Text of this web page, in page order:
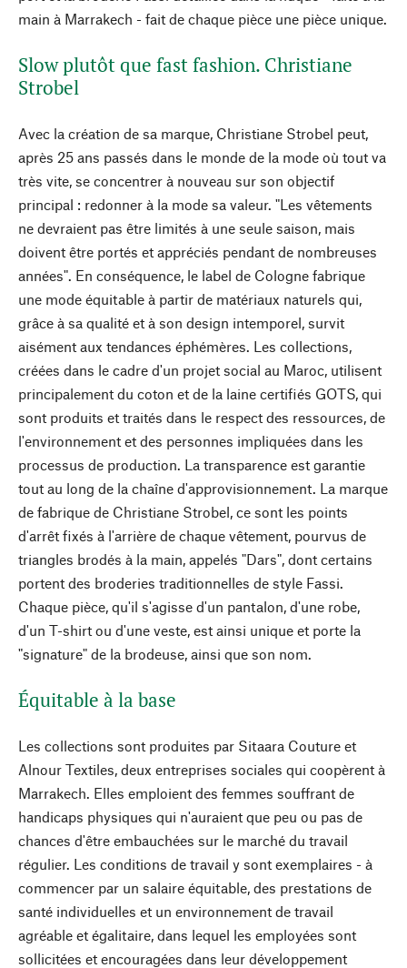
main à Marrakech - fait de chaque pièce une pièce unique.
Slow plutôt que fast fashion. Christiane
Strobel
Avec la création de sa marque, Christiane Strobel peut,
après 25 ans passés dans le monde de la mode où tout va
très vite, se concentrer à nouveau sur son objectif
principal : redonner à la mode sa valeur. "Les vêtements
ne devraient pas être limités à une seule saison, mais
doivent être portés et appréciés pendant de nombreuses
années". En conséquence, le label de Cologne fabrique
une mode équitable à partir de matériaux naturels qui,
grâce à sa qualité et à son design intemporel, survit
aisément aux tendances éphémères. Les collections,
créées dans le cadre d'un projet social au Maroc, utilisent
principalement du coton et de la laine certifiés GOTS, qui
sont produits et traités dans le respect des ressources, de
l'environnement et des personnes impliquées dans les
processus de production. La transparence est garantie
tout au long de la chaîne d'approvisionnement. La marque
de fabrique de Christiane Strobel, ce sont les points
d'arrêt fixés à l'arrière de chaque vêtement, pourvus de
triangles brodés à la main, appelés "Dars", dont certains
portent des broderies traditionnelles de style Fassi.
Chaque pièce, qu'il s'agisse d'un pantalon, d'une robe,
d'un T-shirt ou d'une veste, est ainsi unique et porte la
"signature" de la brodeuse, ainsi que son nom.
Équitable à la base
Les collections sont produites par Sitaara Couture et
Alnour Textiles, deux entreprises sociales qui coopèrent à
Marrakech. Elles emploient des femmes souffrant de
handicaps physiques qui n'auraient que peu ou pas de
chances d'être embauchées sur le marché du travail
régulier. Les conditions de travail y sont exemplaires - à
commencer par un salaire équitable, des prestations de
santé individuelles et un environnement de travail
agréable et égalitaire, dans lequel les employées sont
sollicitées et encouragées dans leur développement